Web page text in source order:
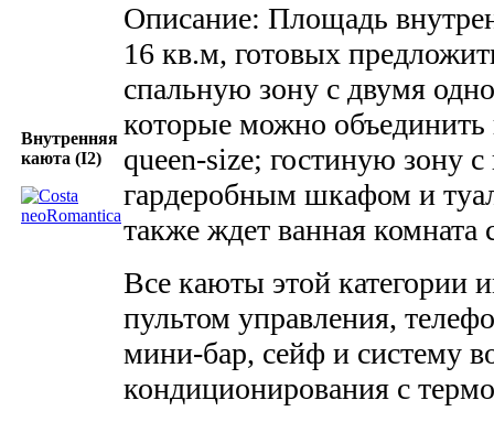
Внутренняя
каюта (I2)
Описание: Площадь
16 кв.м, готовых
спальную зону с двумя
которые можно объединить
queen-size; гостиную зону
гардеробным шкафом и
также ждет ванная комната
Все каюты этой категории
пультом управления,
мини-бар, сейф и систему
кондиционирования с